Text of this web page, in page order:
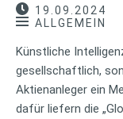
19.09.2024
ALLGEMEIN
Künstliche
gesellschaftlich,
Aktienanleger ein
dafür liefern die